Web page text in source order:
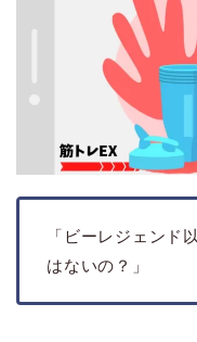
「ビーレジェンド
はないの？」